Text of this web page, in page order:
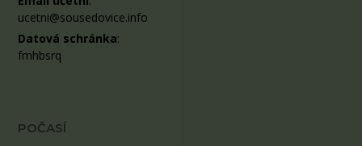
ucetni@sousedovice.info
Datová schránka:
fmhbsrq
POČASÍ